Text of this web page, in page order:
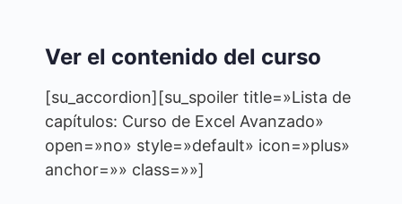
Ver el contenido del curso
[su_accordion][su_spoiler title=»Lista de
capítulos: Curso de Excel Avanzado»
open=»no» style=»default» icon=»plus»
anchor=»» class=»»]